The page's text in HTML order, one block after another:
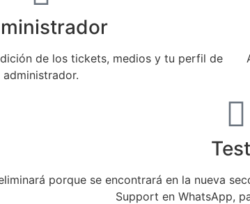
de los tickets, medios y tu perfil de
administrador.
porque se encontrará en la nueva
Support en WhatsApp,